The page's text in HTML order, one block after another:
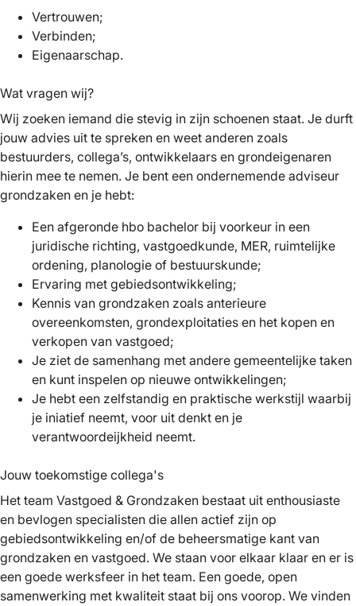
Vertrouwen;
Verbinden;
Eigenaarschap.
Wat vragen wij?
Wij zoeken iemand die stevig in zijn schoenen staat. Je durft
jouw advies uit te spreken en weet anderen zoals
bestuurders, collega’s, ontwikkelaars en grondeigenaren
hierin mee te nemen. Je bent een ondernemende adviseur
grondzaken en je hebt:
Een afgeronde hbo bachelor bij voorkeur in een
juridische richting, vastgoedkunde, MER, ruimtelijke
ordening, planologie of bestuurskunde;
Ervaring met gebiedsontwikkeling;
Kennis van grondzaken zoals anterieure
overeenkomsten, grondexploitaties en het kopen en
verkopen van vastgoed;
Je ziet de samenhang met andere gemeentelijke taken
en kunt inspelen op nieuwe ontwikkelingen;
Je hebt een zelfstandig en praktische werkstijl waarbij
je iniatief neemt, voor uit denkt en je
verantwoordeijkheid neemt.
Jouw toekomstige collega's
Het team Vastgoed & Grondzaken bestaat uit enthousiaste
en bevlogen specialisten die allen actief zijn op
gebiedsontwikkeling en/of de beheersmatige kant van
grondzaken en vastgoed. We staan voor elkaar klaar en er is
een goede werksfeer in het team. Een goede, open
samenwerking met kwaliteit staat bij ons voorop. We vinden